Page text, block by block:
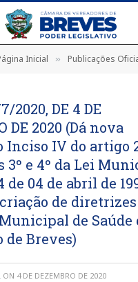
Inicial » Publicações
2020, DE 4 DE
DE 2020 (Dá nova
Inciso IV do artigo
3º e 4º da Lei
de 04 de abril de
de
de Saúde
Breves)
ON 4 DE DEZEMBRO DE 2020